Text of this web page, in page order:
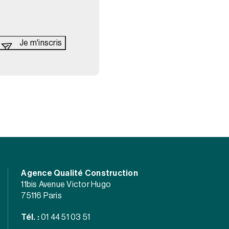
Agence Qualité Construction
11bis Avenue Victor Hugo
75116 Paris
Tél. : 01 44 51 03 51